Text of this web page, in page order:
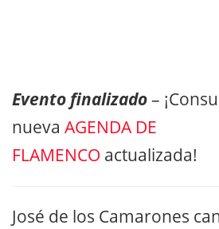
Evento finalizado–
nueva AGENDA DE
FLAMENCO actualizada!
José de los Camarones